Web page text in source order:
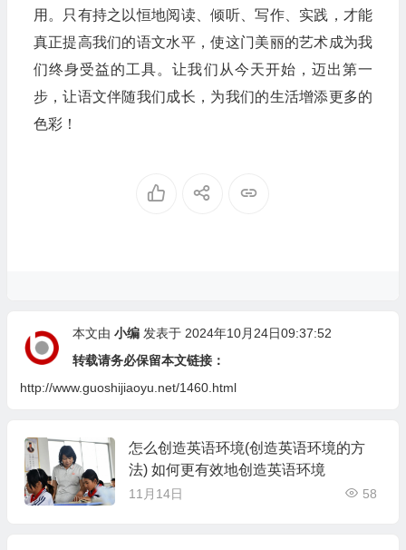
用。只有持之以恒地阅读、倾听、写作、实践，才能
真正提高我们的语文水平，使这门美丽的艺术成为我
们终身受益的工具。让我们从今天开始，迈出第一
步，让语文伴随我们成长，为我们的生活增添更多的
色彩！
本文由 小编发表于 2024年10月24日09:37:52
转载请务必保留本文链接：
http://www.guoshijiaoyu.net/1460.html
怎么创造英语环境(创造英语环境的方
法) 如何更有效地创造英语环境
11月14日 58